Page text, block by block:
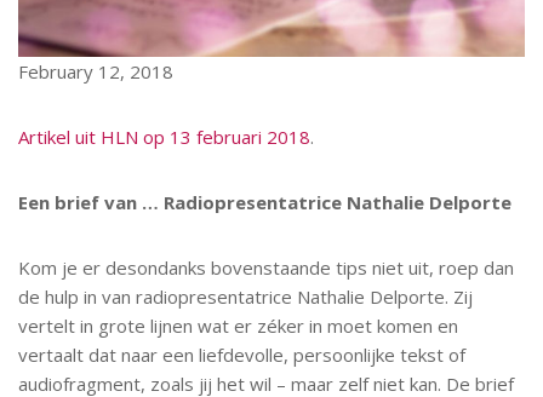
February 12, 2018
Artikel uit HLN op 13 februari 2018.
Een brief van … Radiopresentatrice Nathalie Delporte
Kom je er desondanks bovenstaande tips niet uit, roep dan
de hulp in van radiopresentatrice Nathalie Delporte. Zij
vertelt in grote lijnen wat er zéker in moet komen en
vertaalt dat naar een liefdevolle, persoonlijke tekst of
audiofragment, zoals jij het wil – maar zelf niet kan. De brief